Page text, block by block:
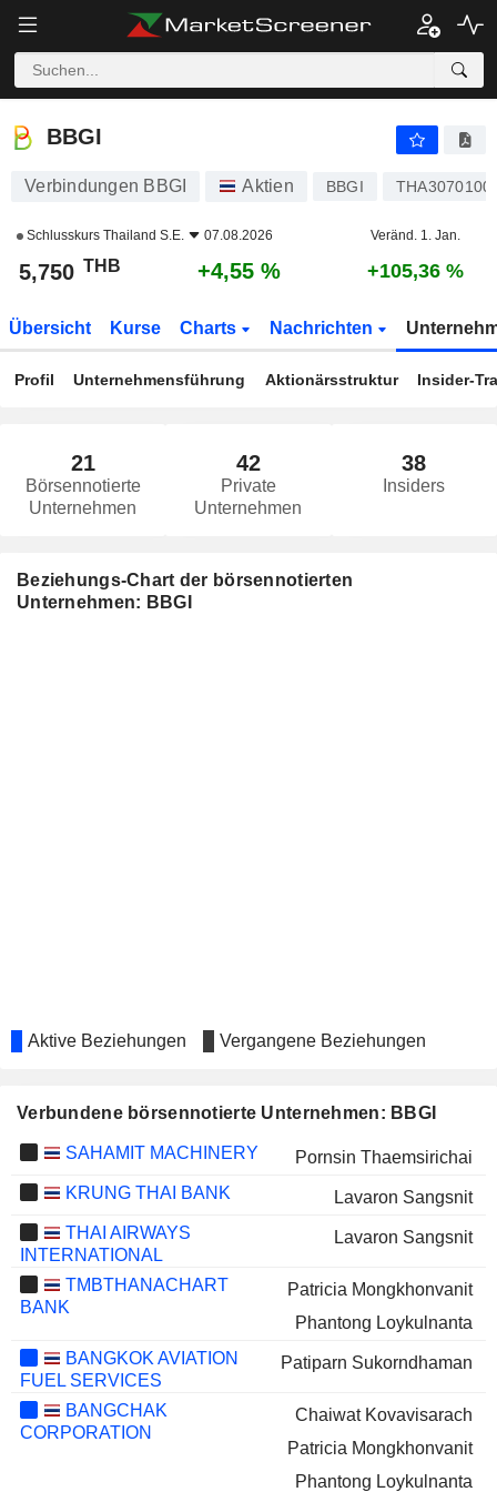
BBGI
BBGI
Verbindungen BBGI Aktien BBGI
Schlusskurs Thailand S.E. 07.08.2026 Veränd. 1. Jan.
5,750 THB +4,55 % +105,36 %
Übersicht Kurse Charts Nachrichten
Profil Unternehmensführung Aktionärsstruktur Insider-
21
Börsennotierte
Unternehmen
42
Private
Unternehmen
38
Insiders
Beziehungs-Chart der börsennotierten
Unternehmen: BBGI
Aktive Beziehungen Vergangene Beziehungen
Verbundene börsennotierte Unternehmen: BBGI
SAHAMIT MACHINERY
Pornsin Thaemsirichai
KRUNG THAI BANK
Lavaron Sangsnit
THAI AIRWAYS
INTERNATIONAL
Lavaron Sangsnit
TMBTHANACHART
BANK
Patricia Mongkhonvanit
Phantong Loykulnanta
BANGKOK AVIATION
FUEL SERVICES
Patiparn Sukorndhaman
BANGCHAK
CORPORATION
Chaiwat Kovavisarach
Patricia Mongkhonvanit
Phantong Loykulnanta